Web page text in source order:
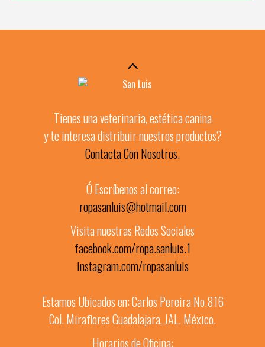
Tienes una veterinaria, estética canina
y te interesa distribuir nuestros productos?
Contacta Con Nosotros.
Ó Escríbenos al correo:
ropasanluis@hotmail.com
Visita nuestras Redes Sociales
facebook.com/ropa.sanluis.1
instagram.com/ropasanluis
Estamos Ubicados en: Carlos Pereira No.816
Col. Miraflores Guadalajara, JAL. México.
Horarios de Oficina: